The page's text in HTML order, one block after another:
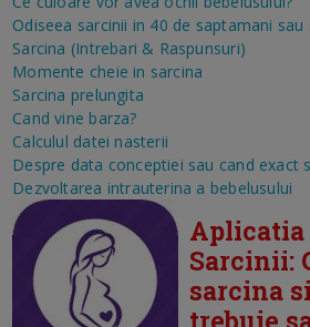
Odiseea sarcinii in 40 de saptamani
Sarcina (Intrebari & Raspunsuri)
Momente cheie in sarcina
Sarcina prelungita
Cand vine barza?
Calculul datei nasterii
Despre data conceptiei sau cand exact
Dezvoltarea intrauterina a bebelusului
Aplicatia
Sarcinii:
sarcina